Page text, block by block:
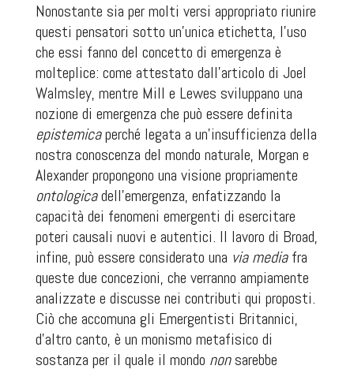
Nonostante sia per molti versi appropriato riunire
questi pensatori sotto un’unica etichetta, l’uso
che essi fanno del concetto di emergenza è
molteplice: come attestato dall’articolo di Joel
Walmsley, mentre Mill e Lewes sviluppano una
nozione di emergenza che può essere definita
epistemicaperché legata a un’insufficienza della
nostra conoscenza del mondo naturale, Morgan e
Alexander propongono una visione propriamente
ontologicadell’emergenza, enfatizzando la
capacità dei fenomeni emergenti di esercitare
poteri causali nuovi e autentici. Il lavoro di Broad,
infine, può essere considerato una via mediafra
queste due concezioni, che verranno ampiamente
analizzate e discusse nei contributi qui proposti.
Ciò che accomuna gli Emergentisti Britannici,
d’altro canto, è un monismo metafisico di
sostanza per il quale il mondo nonsarebbe